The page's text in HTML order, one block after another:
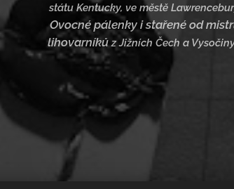
státu Kentucky, ve městě
Ovocné pálenky i stařené od
lihovarníků z Jižních Čech a